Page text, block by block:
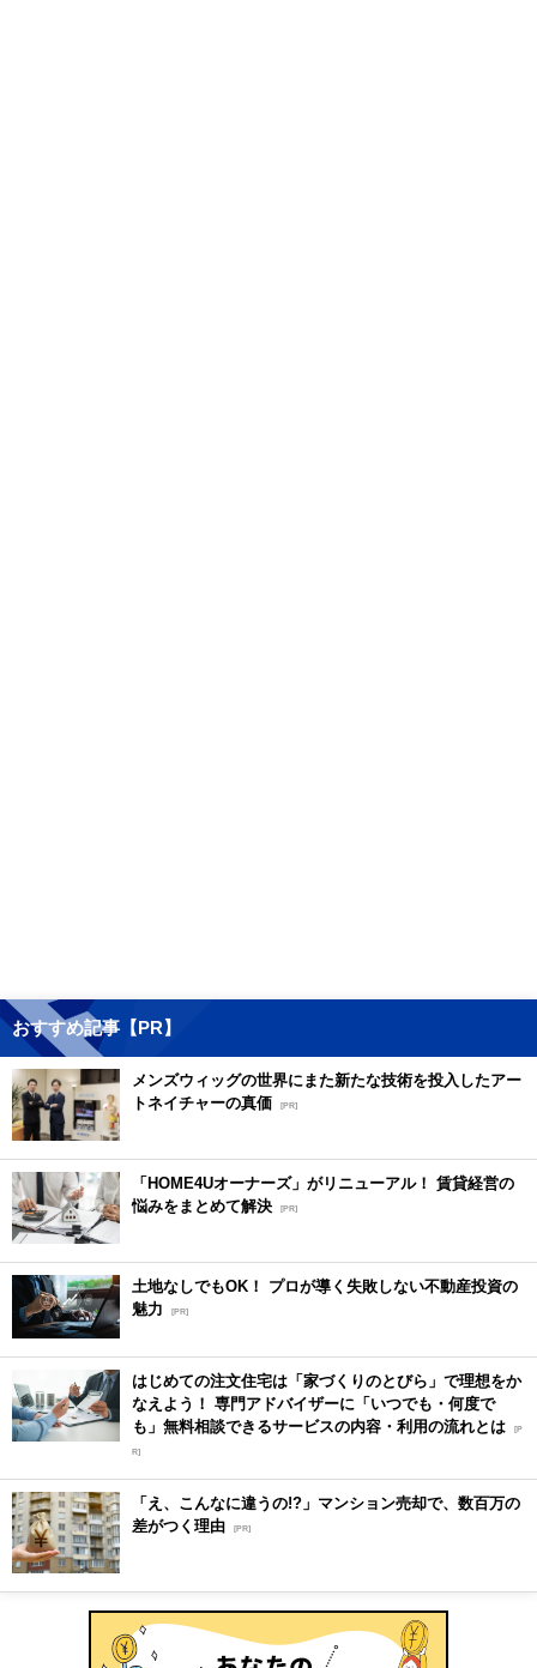
おすすめ記事【PR】
メンズウィッグの世界にまた新たな技術を投入したアー
トネイチャーの真価 [PR]
「HOME4Uオーナーズ」がリニューアル！ 賃貸経営の
悩みをまとめて解決 [PR]
土地なしでもOK！ プロが導く失敗しない不動産投資の
魅力
[PR]
はじめての注文住宅は「家づくりのとびら」で理想をか
なえよう！ 専門アドバイザーに「いつでも・何度で
も」無料相談できるサービスの内容・利用の流れとは [P
R]
「え、こんなに違うの!?」マンション売却で、数百万の
差がつく理由 [PR]